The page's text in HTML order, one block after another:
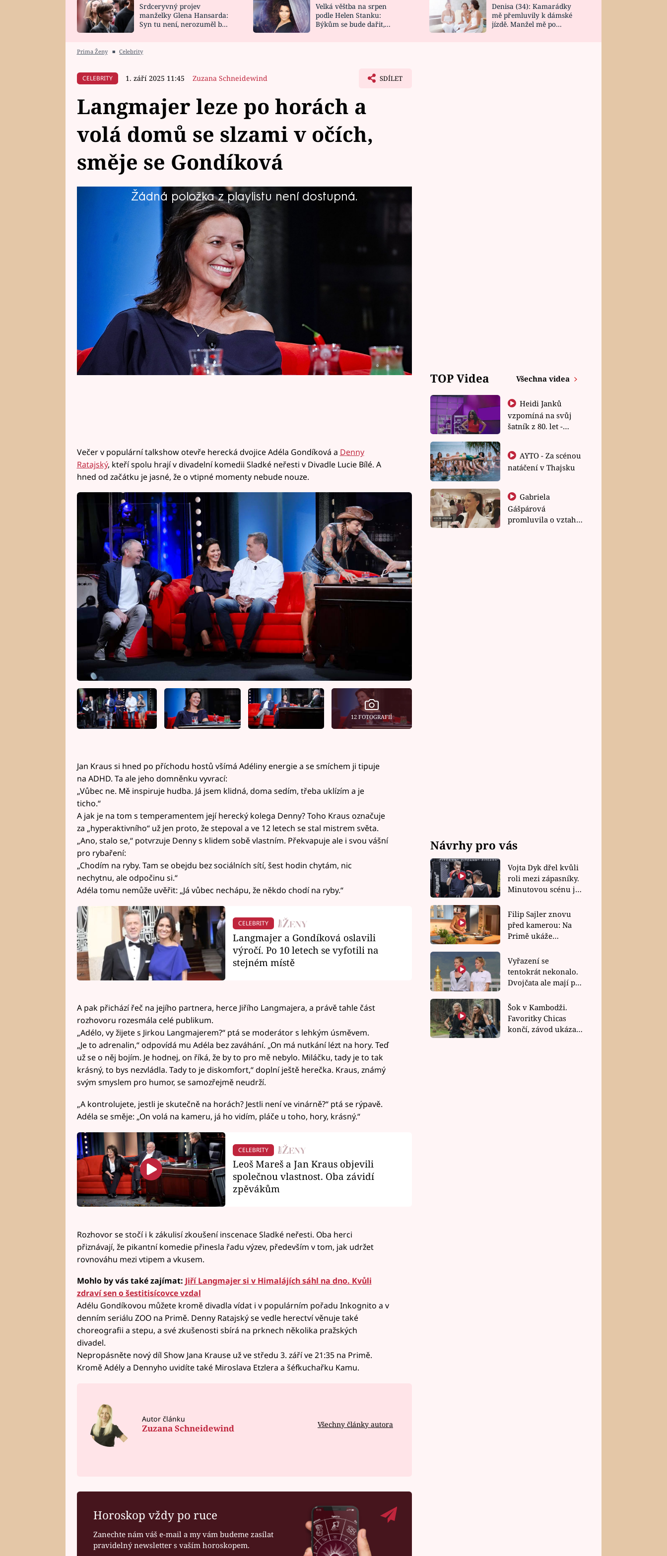
HOROSKOP NA
CELEBRITY
VAŘENÍ
NOVINKY
VIDEORECEPTY
DESIGN
Srdceryvný projev
manželky Glena Hansarda:
Syn tu není, nerozuměl by
Velká věštba na srpen
podle Helen Stanku:
Býkům se bude dařit,
Denisa (34): Kamarádky
mě přemluvily k dámské
jízdě. Manžel mě po
Prima Ženy ■ Celebrity
CELEBRITY 1. září 2025 11:45 Zuzana Schneidewind SDÍLET
Langmajer leze po horách a
volá domů se slzami v očích,
směje se Gondíková
Žádná položka z playlistu není dostupná.
Adéla Gondíková v talkshow Jana Krause pobavila vyprávěním o
životě s hercem Jiřím Langmajerem. Ten prý místo vináren leze po
horách, odkud jí dojatě volá přes videohovory. Prý je tam krásně, ale
pro Adélu moc „diskomfort“. Co ještě sympatická herečka se smyslem
pro humor prozradila?
Večer v populární talkshow otevře herecká dvojice Adéla Gondíková a Denny
Ratajský, kteří spolu hrají v divadelní komedii Sladké neřesti v Divadle Lucie Bílé. A
hned od začátku je jasné, že o vtipné momenty nebude nouze.
12 FOTOGRAFIÍ
Jan Kraus si hned po příchodu hostů všímá Adéliny energie a se smíchem ji tipuje
na ADHD. Ta ale jeho domněnku vyvrací:
„Vůbec ne. Mě inspiruje hudba. Já jsem klidná, doma sedím, třeba uklízím a je
ticho.“
A jak je na tom s temperamentem její herecký kolega Denny? Toho Kraus označuje
za „hyperaktivního“ už jen proto, že stepoval a ve 12 letech se stal mistrem světa.
„Ano, stalo se,“ potvrzuje Denny s klidem sobě vlastním. Překvapuje ale i svou vášní
pro rybaření:
„Chodím na ryby. Tam se obejdu bez sociálních sítí, šest hodin chytám, nic
nechytnu, ale odpočinu si.“
Adéla tomu nemůže uvěřit: „Já vůbec nechápu, že někdo chodí na ryby.“
CELEBRITY
Langmajer a Gondíková oslavili
výročí. Po 10 letech se vyfotili na
stejném místě
A pak přichází řeč na jejího partnera, herce Jiřího Langmajera, a právě tahle část
rozhovoru rozesmála celé publikum.
„Adélo, vy žijete s Jirkou Langmajerem?“ ptá se moderátor s lehkým úsměvem.
„Je to adrenalin,“ odpovídá mu Adéla bez zaváhání. „On má nutkání lézt na hory. Teď
už se o něj bojím. Je hodnej, on říká, že by to pro mě nebylo. Miláčku, tady je to tak
krásný, to bys nezvládla. Tady to je diskomfort,“ doplní ještě herečka. Kraus, známý
svým smyslem pro humor, se samozřejmě neudrží.
„A kontrolujete, jestli je skutečně na horách? Jestli není ve vinárně?“ ptá se rýpavě.
Adéla se směje: „On volá na kameru, já ho vidím, pláče u toho, hory, krásný.“
CELEBRITY
Leoš Mareš a Jan Kraus objevili
společnou vlastnost. Oba závidí
zpěvákům
Rozhovor se stočí i k zákulisí zkoušení inscenace Sladké neřesti. Oba herci
přiznávají, že pikantní komedie přinesla řadu výzev, především v tom, jak udržet
rovnováhu mezi vtipem a vkusem.
Mohlo by vás také zajímat: Jiří Langmajer si v Himalájích sáhl na dno. Kvůli
zdraví sen o šestitisícovce vzdal
Adélu Gondíkovou můžete kromě divadla vídat i v populárním pořadu Inkognito a v
denním seriálu ZOO na Primě. Denny Ratajský se vedle herectví věnuje také
choreografii a stepu, a své zkušenosti sbírá na prknech několika pražských
divadel.
Nepropásněte nový díl Show Jana Krause už ve středu 3. září ve 21:35 na Primě.
Kromě Adély a Dennyho uvidíte také Miroslava Etzlera a šéfkuchařku Kamu.
Autor článku
Zuzana Schneidewind Všechny články autora
Horoskop vždy po ruce
Zanechte nám váš e-mail a my vám budeme zasílat
pravidelný newsletter s vaším horoskopem.
TOP Videa Všechna videa
Heidi Janků
vzpomíná na svůj
šatník z 80. let -
natáčení v Thajsku
Gabriela
Gášpárová
promluvila o vztahu
Návrhy pro vás
Vojta Dyk dřel kvůli
roli mezi zápasníky.
Minutovou scénu jel
Filip Sajler znovu
před kamerou: Na
Primě ukáže
rychlé recepty
Vyřazení se
tentokrát nekonalo.
Dvojčata ale mají po
závodu nůž na krku
Šok v Kambodži.
Favoritky Chicas
končí, závod ukázal